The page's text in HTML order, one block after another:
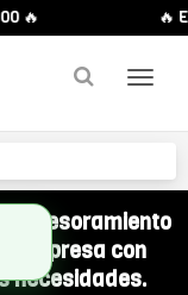
🔥 🔥
asesoramiento
empresa con
necesidades.